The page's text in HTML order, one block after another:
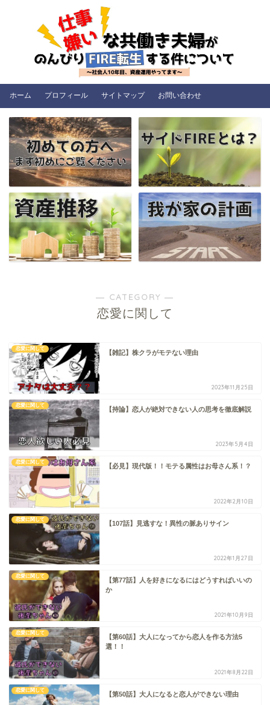
ホーム プロフィール サイトマップ お問い合わせ
― CATEGORY ―
恋愛に関して
恋愛に関して
【雑記】株クラがモテない理由
2023年11月25日
恋愛に関して
【持論】恋人が絶対できない人の思考を徹底解説
2023年5月4日
恋愛に関して
【必見】現代版！！モテる属性はお母さん系！？
2022年2月10日
恋愛に関して
【107話】見逃すな！異性の脈ありサイン
2022年1月27日
恋愛に関して
【第77話】人を好きになるにはどうすればいいの
か
2021年10月9日
恋愛に関して
【第60話】大人になってから恋人を作る方法5
選！！
2021年8月22日
恋愛に関して
【第50話】大人になると恋人ができない理由